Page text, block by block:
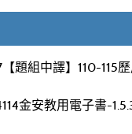
【題組中譯】110-115
114金安教用電子書-